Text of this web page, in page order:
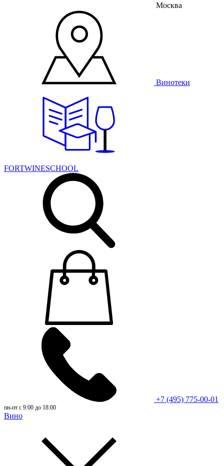
Москва
Винотеки
FORTWINESCHOOL
+7 (495) 775-00-01
пн-пт с 9:00 до 18:00
Вино